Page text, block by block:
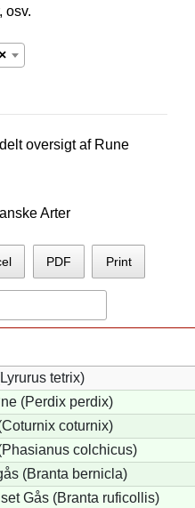
osv.
oversigt af Rune
Arter
PDF Print
tetrix)
(Perdix perdix)
coturnix)
colchicus)
(Branta bernicla)
Gås (Branta ruficollis)